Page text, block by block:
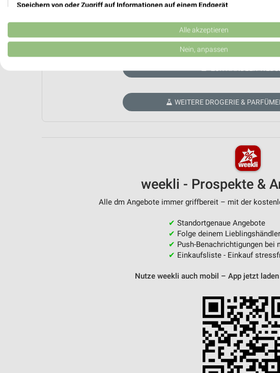
Aktuell keine Prospekte
ZUR HÄNDLER-
WEITERE DROGERIE &
weekli - Prospekte &
Alle dm Angebote immer griffbereit – mit der
✔ Standortgenaue Angebote
✔ Folge deinem Lieblingshändler
✔ Push-Benachrichtigungen bei
✔ Einkaufsliste - Einkauf
Nutze weekli auch mobil – App jetzt laden
Speichern von oder Zugriff auf Informationen auf einem Endgerät
Verwendung reduzierter Daten zur Auswahl von Werbeanzeigen
Erstellung von Profilen für personalisierte Werbung
Verwendung von Profilen zur Auswahl personalisierter Inhalte
Analyse von Zielgruppen durch Statistiken oder Kombinationen von Daten aus
Entwicklung und Verbesserung der Angebote
Verwendung reduzierter Daten zur Auswahl von Inhalten
Geräte anhand von aktiv angeforderten Informationen identifizieren
Alle akzeptieren
Nein, anpassen